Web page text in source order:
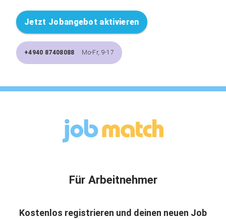
Jetzt Jobangebot aktivieren
+4940 87408088 Mo-Fr, 9-17
Für Arbeitnehmer
Kostenlos registrieren und deinen neuen Job